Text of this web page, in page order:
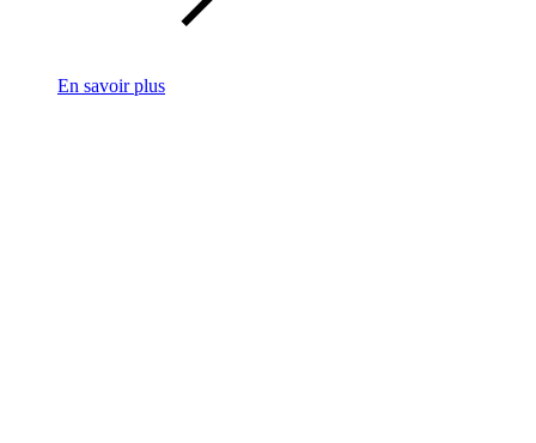
En savoir plus